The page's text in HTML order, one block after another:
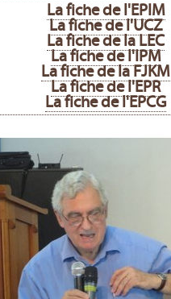
La fiche de l'EPIM
La fiche de l'UCZ
La fiche de la LEC
La fiche de l'IPM
La fiche de la FJKM
La fiche de l'EPR
La fiche de l'EPCG